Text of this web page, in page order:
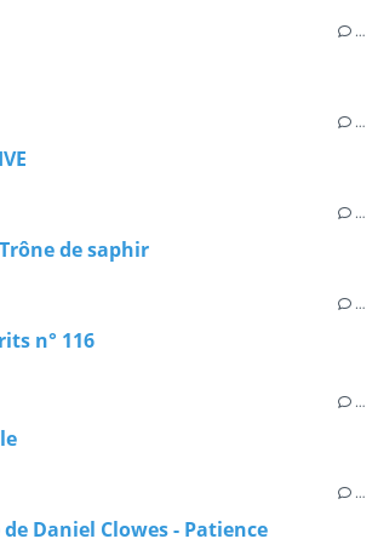
…
…
…
de saphir
…
n° 116
…
…
Daniel Clowes - Patience